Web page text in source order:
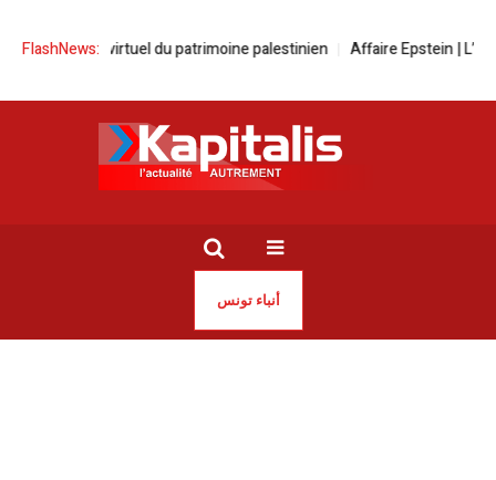
FlashNews:
musée virtuel du patrimoine palestinien Affaire Epstein | L’enquête
أنباء تونس